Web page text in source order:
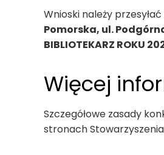
Wnioski należy
Pomorska, ul.
BIBLIOTEKARZ ROKU
Więcej
Szczegółowe zasady
stronach